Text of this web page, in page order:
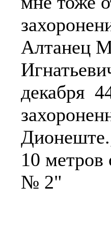
Алтанец
декабря
10 метров
№ 2"